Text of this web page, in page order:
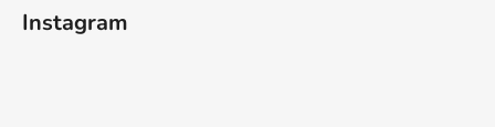
Instagram